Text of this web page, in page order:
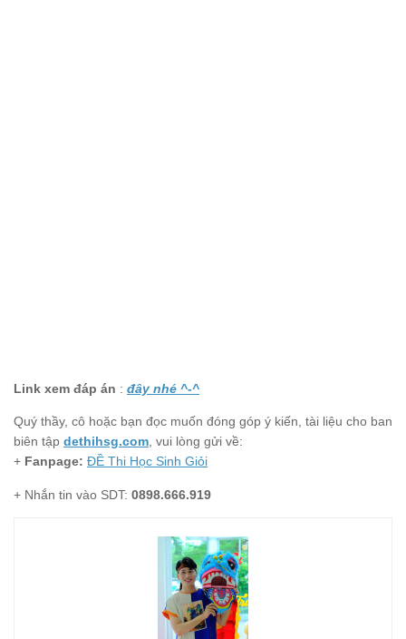
Link xem đáp án : đây nhé ^-^
Quý thầy, cô hoặc bạn đọc muốn đóng góp ý kiến, tài liệu cho ban
biên tập dethihsg.com, vui lòng gửi về:
+ Fanpage: ĐỀ Thi Học Sinh Giỏi
+ Nhắn tin vào SDT: 0898.666.919